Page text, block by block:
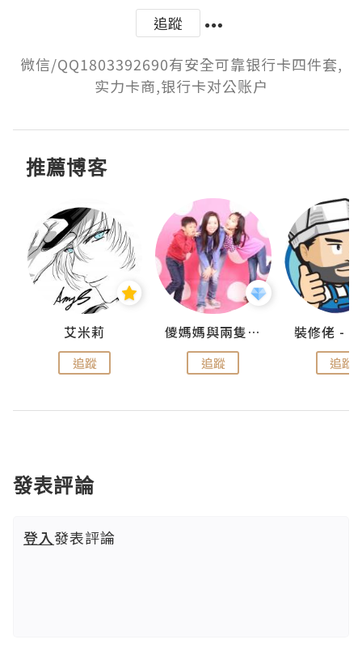
追蹤
微信/QQ1803392690有安全可靠银行卡四件套,
实力卡商,银行卡对公账户
推薦博客
艾米莉
追蹤
儍媽媽與兩隻小魔怪之家
追蹤 追蹤
發表評論
登入發表評論